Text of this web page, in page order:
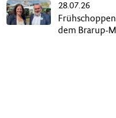
28.07.26
dem Brarup-